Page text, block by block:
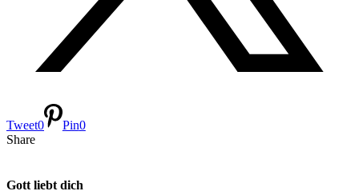
Tweet0 Pin0
Share
Gott liebt dich